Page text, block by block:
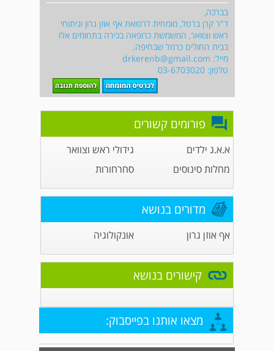
בברכה,
ד"ר קרן ברטל, מומחית לרפואת אף אוזן גרון וניתוחי
ראש וצוואר, המשמשת כרופאה בכירה בתחומים אלו
בבית החולים כרמל שבחיפה.
מייל: drkerenb@gmail.com
טלפון: 03-6703020
פורומים קשורים
א.א.ג ילדים
גידולי ראש וצוואר
מחלות סינוסים
סחרחורות
מדורים בנושא
אף אוזן גרון אונקולוגיה
קישורים בנושא
מצאו אותנו בפייסבוק: